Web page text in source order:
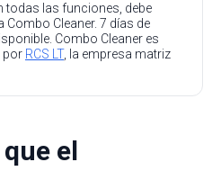
todas las funciones, debe
Cleaner. 7 días de
Combo Cleaner es
por RCS LT, la empresa matriz
el